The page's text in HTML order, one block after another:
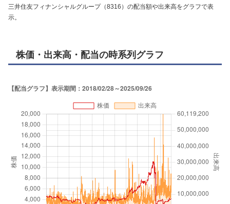
三井住友フィナンシャルグループ（8316）の配当額や出来高をグラフで表
示。
株価・出来高・配当の時系列グラフ